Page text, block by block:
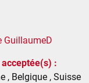
GuillaumeD
:
, Belgique , Suisse